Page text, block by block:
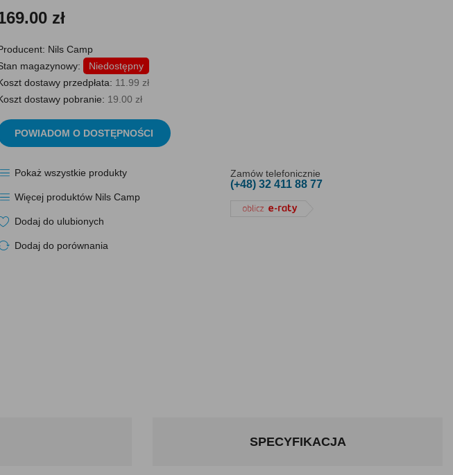
zł
Nils Camp
magazynowy:
Niedostępny
dostawy przedpłata: 11.99 zł
dostawy pobranie: 19.00 zł
POWIADOM O DOSTĘPNOŚCI
Pokaż wszystkie produkty
Więcej produktów Nils Camp
Dodaj do ulubionych
Dodaj do porównania
Zamów telefonicznie
(+48) 32 411 88 77
SPECYFIKACJA